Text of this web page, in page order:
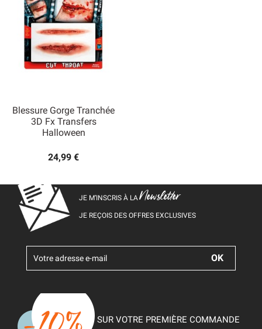
Blessure Gorge Tranchée
3D Fx Transfers
Halloween
24,99 €
JE M’INSCRIS À LANewsletter
JE REÇOIS DES OFFRES EXCLUSIVES
SUR VOTRE PREMIÈRE COMMANDE